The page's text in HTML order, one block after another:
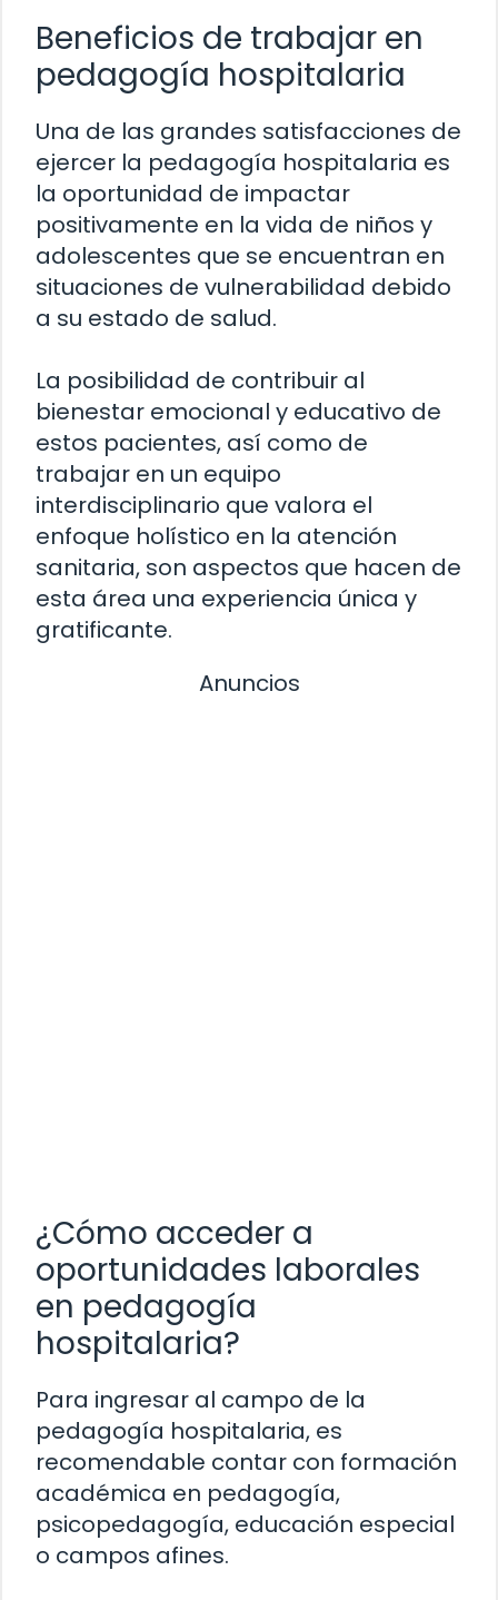
Beneficios de trabajar en
pedagogía hospitalaria
Una de las grandes satisfacciones de
ejercer la pedagogía hospitalaria es
la oportunidad de impactar
positivamente en la vida de niños y
adolescentes que se encuentran en
situaciones de vulnerabilidad debido
a su estado de salud.
La posibilidad de contribuir al
bienestar emocional y educativo de
estos pacientes, así como de
trabajar en un equipo
interdisciplinario que valora el
enfoque holístico en la atención
sanitaria, son aspectos que hacen de
esta área una experiencia única y
gratificante.
Anuncios
¿Cómo acceder a
oportunidades laborales
en pedagogía
hospitalaria?
Para ingresar al campo de la
pedagogía hospitalaria, es
recomendable contar con formación
académica en pedagogía,
psicopedagogía, educación especial
o campos afines.